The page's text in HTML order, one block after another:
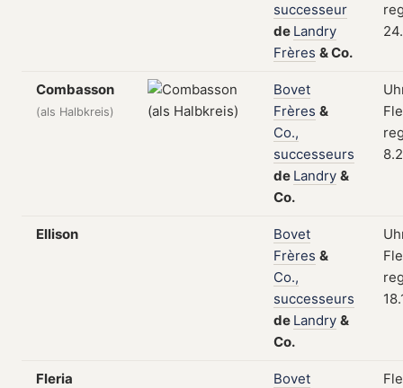
successeur
de Landry
Frères &Co.
Combasson
(als Halbkreis)
Bovet
Frères &
Co.,
successeurs
de Landry &
Co.
Ellison
Bovet
Frères &
Co.,
successeurs
de Landry &
Co.
Fleria
Bovet